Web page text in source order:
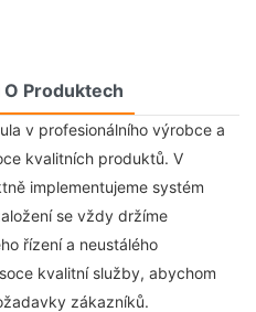
Produktech
v profesionálního výrobce a
kvalitních produktů. V
implementujeme systém
se vždy držíme
řízení a neustálého
kvalitní služby, abychom
zákazníků.